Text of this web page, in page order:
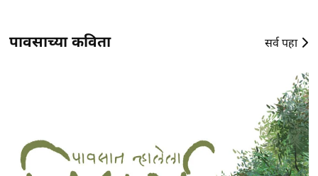
पावसाच्या कविता सर्व पहा